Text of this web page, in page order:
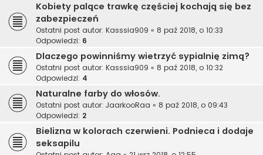
Kobiety palące trawkę częściej kochają się bez
zabezpieczeń
Ostatni post autor: Kasssia909 « 8 paź 2018, o 10:33
Odpowiedzi: 6
Dlaczego powinniśmy wietrzyć sypialnię zimą?
Ostatni post autor: Kasssia909 « 8 paź 2018, o 10:32
Odpowiedzi: 4
Naturalne farby do włosów.
Ostatni post autor: JaarkooRaa « 8 paź 2018, o 09:43
Odpowiedzi: 2
Bielizna w kolorach czerwieni. Podnieca i dodaje
seksapilu